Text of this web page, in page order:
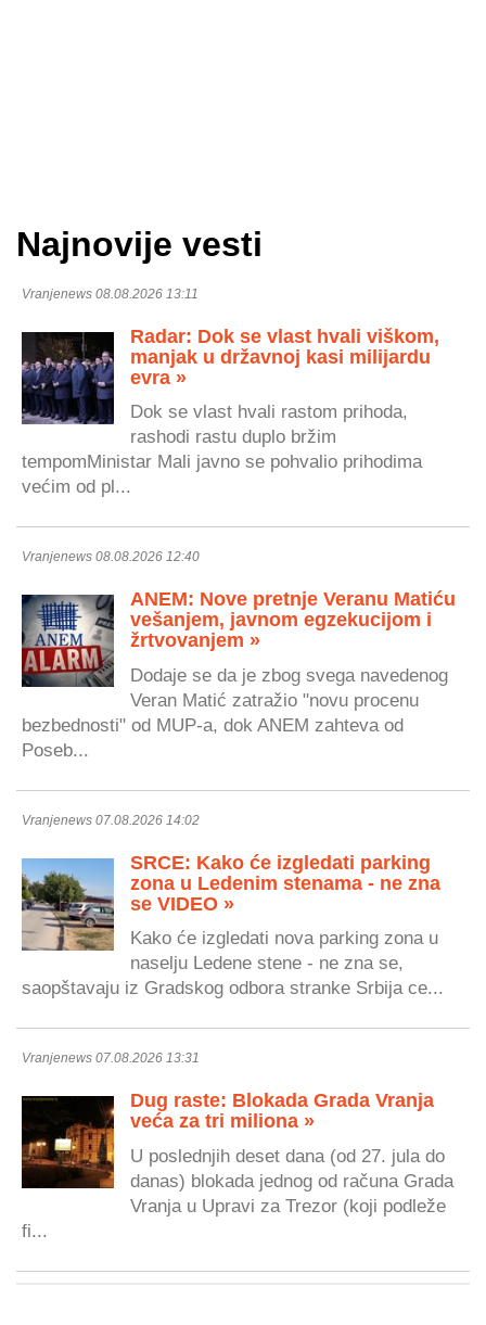
Najnovije vesti
Vranjenews 08.08.2026 13:11
Radar: Dok se vlast hvali viškom,
manjak u državnoj kasi milijardu
evra »
Dok se vlast hvali rastom prihoda,
rashodi rastu duplo bržim
tempomMinistar Mali javno se pohvalio prihodima
većim od pl...
Vranjenews 08.08.2026 12:40
ANEM: Nove pretnje Veranu Matiću
vešanjem, javnom egzekucijom i
žrtvovanjem »
Dodaje se da je zbog svega navedenog
Veran Matić zatražio "novu procenu
bezbednosti" od MUP-a, dok ANEM zahteva od
Poseb...
Vranjenews 07.08.2026 14:02
SRCE: Kako će izgledati parking
zona u Ledenim stenama - ne zna
se VIDEO »
Kako će izgledati nova parking zona u
naselju Ledene stene - ne zna se,
saopštavaju iz Gradskog odbora stranke Srbija ce...
Vranjenews 07.08.2026 13:31
Dug raste: Blokada Grada Vranja
veća za tri miliona »
U poslednjih deset dana (od 27. jula do
danas) blokada jednog od računa Grada
Vranja u Upravi za Trezor (koji podleže
fi...